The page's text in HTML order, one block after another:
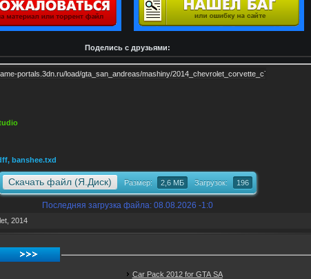
Поделись с друзьями:
banshee.txd
Скачать файл (Я.Диск) Размер: 2,6 МБ Загрузок: 196
Последняя загрузка файла: 08.08.2026 -1:0
2014
Car Pack 2012 for GTA SA